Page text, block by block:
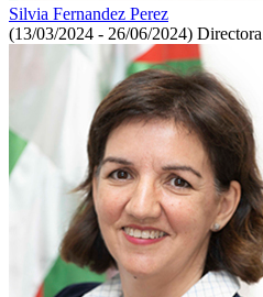
Silvia Fernandez Perez
(13/03/2024 - 26/06/2024)